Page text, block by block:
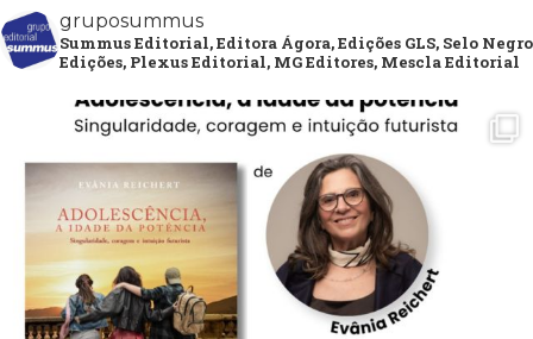
gruposummus
Summus Editorial, Editora Ágora, Edições GLS, Selo Negro
Edições, Plexus Editorial, MG Editores, Mescla Editorial